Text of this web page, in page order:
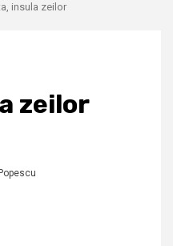
insula zeilor
zeilor